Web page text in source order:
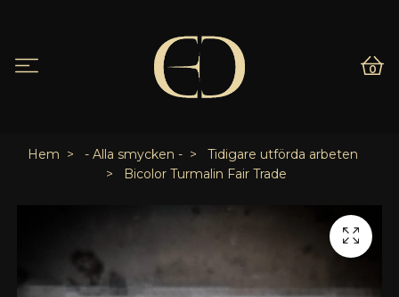
0
Hem - Alla smycken -
Tidigare utförda arbeten
Bicolor Turmalin Fair Trade